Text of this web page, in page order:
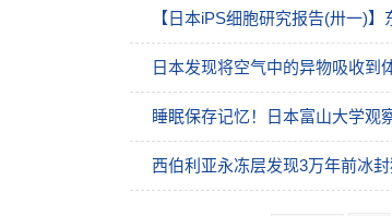
【日本iPS细胞研究报告(卅一)
日本发现将空气中的异物吸收到
睡眠保存记忆！日本富山大学观
西伯利亚永冻层发现3万年前冰